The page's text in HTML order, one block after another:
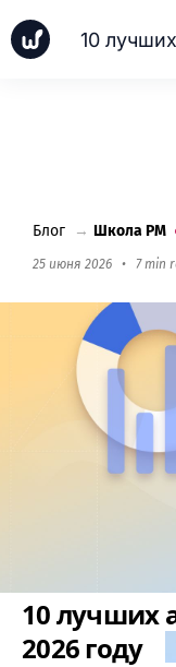
10
Блог → Школа PM
25 июня 2026 • 7 min
10 лучших
2026 году